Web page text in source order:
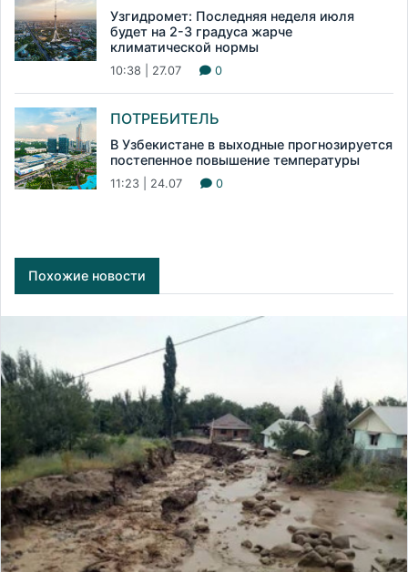
Узгидромет: Последняя неделя июля
будет на 2-3 градуса жарче
климатической нормы
10:38 | 27.07 0
ПОТРЕБИТЕЛЬ
В Узбекистане в выходные прогнозируется
постепенное повышение температуры
11:23 | 24.07 0
Похожие новости